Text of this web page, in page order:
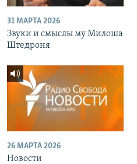
31 МАРТА 2026
Звуки и смыслы му Милоша
Штедроня
26 МАРТА 2026
Новости